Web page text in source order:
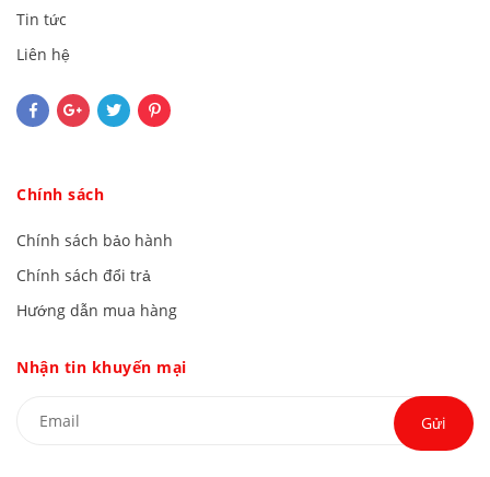
Tin tức
Liên hệ
Chính sách
Chính sách bảo hành
Chính sách đổi trả
Hướng dẫn mua hàng
Nhận tin khuyến mại
Gửi